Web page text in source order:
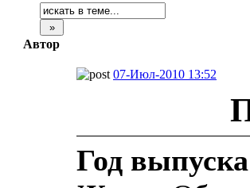
Автор
07-Июл-2010 13:52
Год выпуска